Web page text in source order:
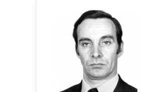
Циолковского.